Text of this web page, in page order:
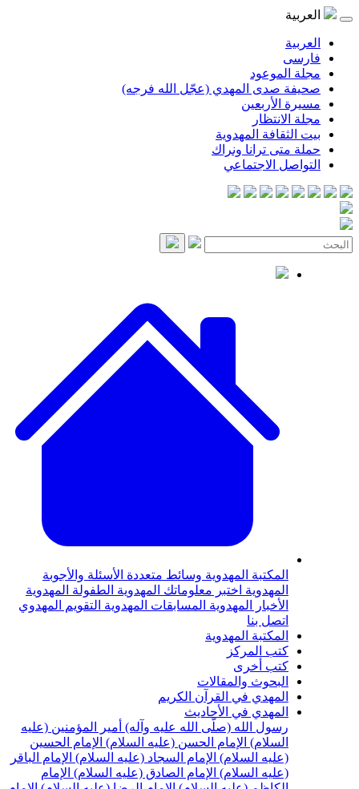
المهدي (عجّل الله فرجه)
المهدوية
ترانا ونراك
الاجتماعي
المهدويةوسائط متعددةالأسئلة والأجوبة
اختبر معلوماتك المهدويةالطفولة المهدوية
المهدويةالمسابقات المهدويةالتقويم المهدوي
المهدوية
والمقالات
في القرآن الكريم
في الأحاديث
الله (صلّى الله عليه وآله) أمير المؤمنين (عليه
الإمام الحسن (عليه السلام) الإمام الحسين
الإمام السجاد (عليه السلام) الإمام الباقر
الإمام الصادق (عليه السلام) الإمام